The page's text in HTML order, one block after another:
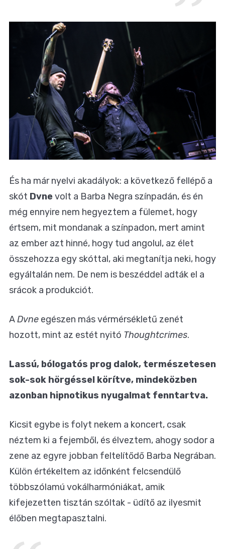
És ha már nyelvi akadályok: a következő fellépő a
skót Dvne volt a Barba Negra színpadán, és én
még ennyire nem hegyeztem a fülemet, hogy
értsem, mit mondanak a színpadon, mert amint
az ember azt hinné, hogy tud angolul, az élet
összehozza egy skóttal, aki megtanítja neki, hogy
egyáltalán nem. De nem is beszéddel adták el a
srácok a produkciót.
ADvne egészen más vérmérsékletű zenét
hozott, mint az estét nyitó Thoughtcrimes.
Lassú, bólogatós prog dalok, természetesen
sok-sok hörgéssel körítve, mindeközben
azonban hipnotikus nyugalmat fenntartva.
Kicsit egybe is folyt nekem a koncert, csak
néztem ki a fejemből, és élveztem, ahogy sodor a
zene az egyre jobban feltelítődő Barba Negrában.
Külön értékeltem az időnként felcsendülő
többszólamú vokálharmóniákat, amik
kifejezetten tisztán szóltak - üdítő az ilyesmit
élőben megtapasztalni.